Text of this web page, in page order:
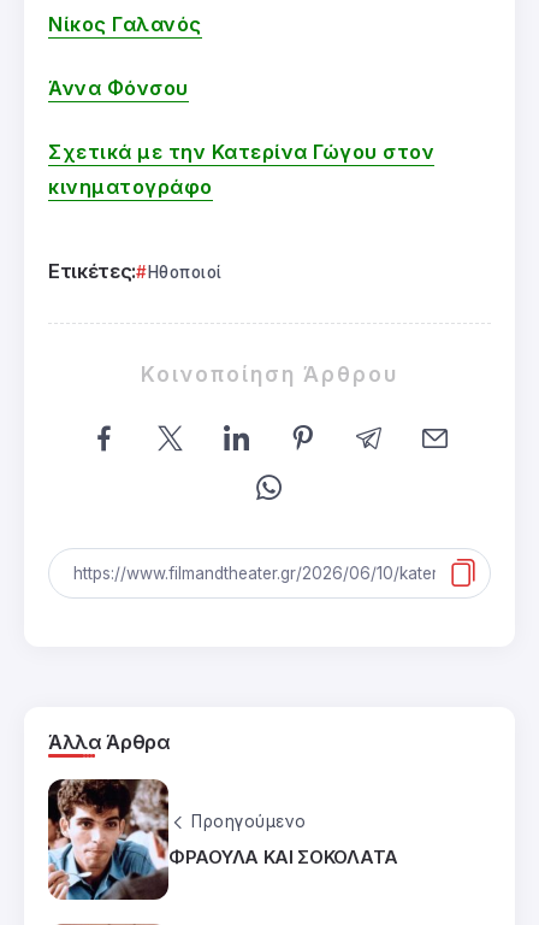
Νίκος Γαλανός
Άννα Φόνσου
Σχετικά με την Κατερίνα Γώγου στον
κινηματογράφο
Ετικέτες: Ηθοποιοί
Κοινοποίηση Άρθρου
Άλλα Άρθρα
Προηγούμενο
ΦΡΑΟΥΛΑ ΚΑΙ ΣΟΚΟΛΑΤΑ